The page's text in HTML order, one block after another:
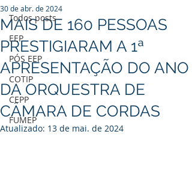
Todos posts
EEP
PÓS EEP
COTIP
CEPP
FUMEP
MAIS DE 160 PESSOAS
PRESTIGIARAM A 1ª
APRESENTAÇÃO DO ANO
DA ORQUESTRA DE
CÂMARA DE CORDAS
30 de abr. de 2024
Atualizado: 13 de mai. de 2024